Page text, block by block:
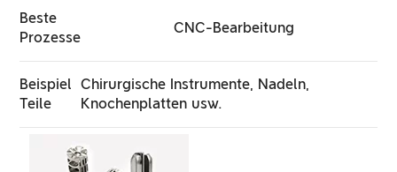
Beste
Prozesse
CNC-Bearbeitung
Beispiel
Teile
Chirurgische Instrumente, Nadeln,
Knochenplatten usw.